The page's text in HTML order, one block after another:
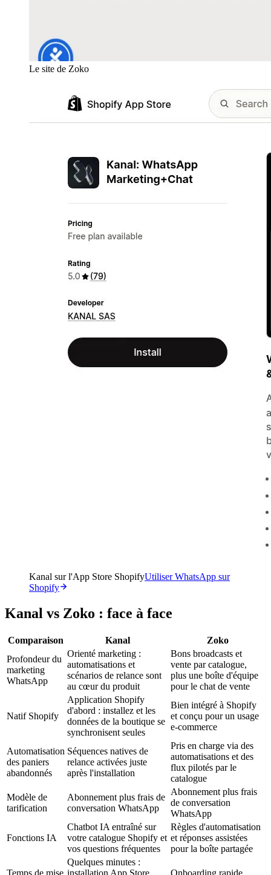
Le site de Zoko
Kanal sur l'App Store ShopifyUtiliser WhatsApp sur
Shopify
Kanal vs Zoko : face à face
Comparaison Kanal
Zoko
Profondeur du
marketing
WhatsApp
Orienté marketing :
automatisations et
scénarios de relance sont
au cœur du produit
Bons broadcasts et
vente par catalogue,
plus une boîte d'équipe
pour le chat de vente
Natif Shopify
Application Shopify
d'abord : installez et les
données de la boutique se
synchronisent seules
Bien intégré à Shopify
et conçu pour un usage
e-commerce
Automatisation
des paniers
abandonnés
Séquences natives de
relance activées juste
après l'installation
Pris en charge via des
automatisations et des
flux pilotés par le
catalogue
Modèle de
tarification
Abonnement plus frais de
conversation WhatsApp
Abonnement plus frais
de conversation
WhatsApp
Fonctions IA
Chatbot IA entraîné sur
votre catalogue Shopify et
vos questions fréquentes
Règles d'automatisation
et réponses assistées
pour la boîte partagée
Quelques minutes :